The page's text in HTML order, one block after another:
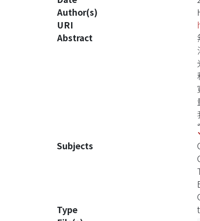
Author(s)
URI
Abstract
Subjects
Type